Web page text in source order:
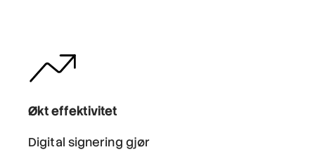
Økt effektivitet
Digital signering gjør